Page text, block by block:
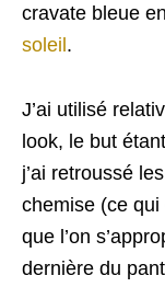
cravate bleue
soleil.
J’ai utilisé
look, le but
j’ai retroussé
chemise (ce
que l’on
dernière du